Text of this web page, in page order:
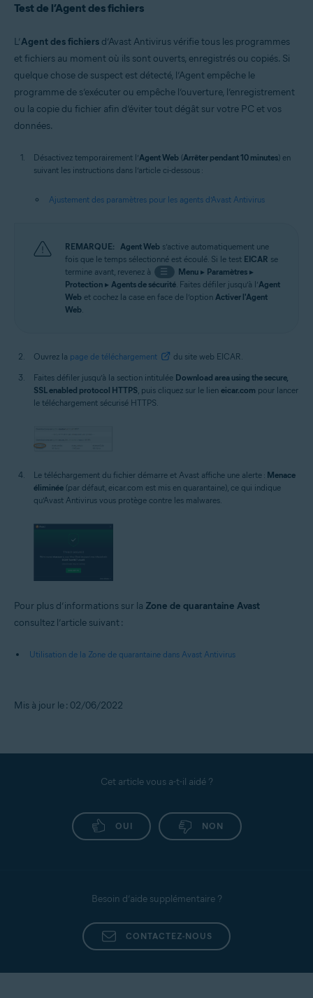
Test de l’Agent des fichiers
L’Agent des fichiers d’Avast Antivirus vérifie tous les programmes
et fichiers au moment où ils sont ouverts, enregistrés ou copiés. Si
quelque chose de suspect est détecté, l’Agent empêche le
programme de s’exécuter ou empêche l’ouverture, l’enregistrement
ou la copie du fichier afin d’éviter tout dégât sur votre PC et vos
données.
Désactivez temporairement l’Agent Web (Arrêter pendant 10 minutes) en
suivant les instructions dans l’article ci-dessous :
Ajustement des paramètres pour les agents d’Avast Antivirus
REMARQUE: Agent Web s’active automatiquement une
fois que le temps sélectionné est écoulé. Si le test EICAR se
termine avant, revenez à
☰ Menu▸ Paramètres▸
Protection ▸ Agents de sécurité . Faites défiler jusqu’à l’Agent
Web et cochez la case en face de l’option Activer l'Agent
Web
Ouvrez la page de téléchargement
du site web EICAR.
Faites défiler jusqu’à la section intitulée Download area using the secure,
SSL enabled protocol HTTPS , puis cliquez sur le lien eicar.com pour lancer
le téléchargement sécurisé HTTPS.
Le téléchargement du fichier démarre et Avast affiche une alerte : Menace
éliminée (par défaut, eicar.com est mis en quarantaine), ce qui indique
qu’Avast Antivirus vous protège contre les malwares.
Pour plus d’informations sur la Zone de quarantaine Avast
consultez l’article suivant :
Utilisation de la Zone de quarantaine dans Avast Antivirus
Mis à jour le : 02/06/2022
Cet article vous a-t-il aidé ?
OUI NON
Besoin d’aide supplémentaire ?
CONTACTEZ-NOUS